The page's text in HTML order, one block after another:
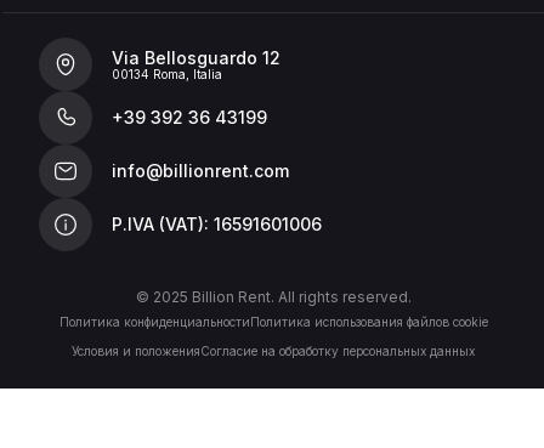
Via Bellosguardo 12
00134 Roma, Italia
+39 392 36 43199
info@billionrent.com
P.IVA (VAT): 16591601006
© 2025 Billion Rent. All rights reserved.
Политика конфиденциальностиПолитика использования файлов cookie
Условия и положенияСогласие на обработку персональных данных